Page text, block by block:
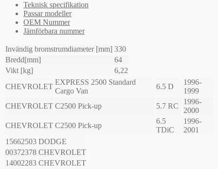
Teknisk specifikation
Passar modeller
OEM Nummer
Jämförbara nummer
Invändig bromstrumdiameter [mm] 330
Bredd[mm]
64
Vikt [kg]
6,22
CHEVROLET
EXPRESS 2500 Standard
Cargo Van
6.5 D
1996-
1999
CHEVROLET C2500 Pick-up 5.7 RC
1996-
2000
CHEVROLET C2500 Pick-up
6.5
TDiC
1996-
2001
15662503 DODGE
00372378 CHEVROLET
14002283 CHEVROLET